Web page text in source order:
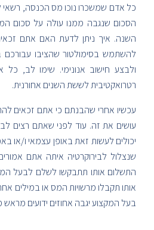
כל אדם שמשכרו נוכו מס הכנסה,
הסכום שנגבה ממנו עולה על סכום
השנה. איך ניתן לדעת האם אתם
להשתמש בסימולטור שהציבו
ולבצע חישוב אנונימי. שימו לב,
רטרואקטיבית לששת השנים אחורנית.
עכשיו אחרי שהבנתם כי אתם זכאים
עושים את זה. עוד לפני שאתם רצים
יכולים לעשות זאת באופן עצמאי ו/או
שנצלול לבירוקרטיה איתה אתם
התשלום אותו תתבקשו לשלם לבעל
אותו תקבלו מרשויות המס או במילים
בעל המקצוע יגבה אחוזים ידועים